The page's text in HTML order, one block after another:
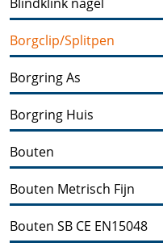
Borgclip/Splitpen
Borgring As
Borgring Huis
Bouten
Bouten Metrisch Fijn
Bouten SB CE EN15048